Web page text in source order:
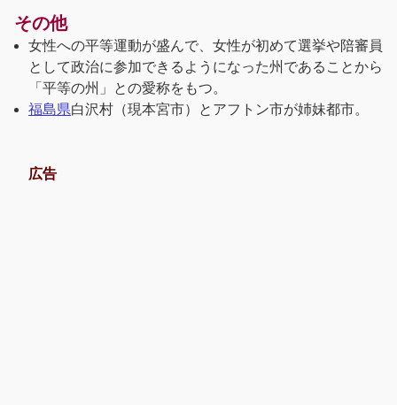
その他
女性への平等運動が盛んで、女性が初めて選挙や陪審員
として政治に参加できるようになった州であることから
「平等の州」との愛称をもつ。
福島県白沢村（現本宮市）とアフトン市が姉妹都市。
広告